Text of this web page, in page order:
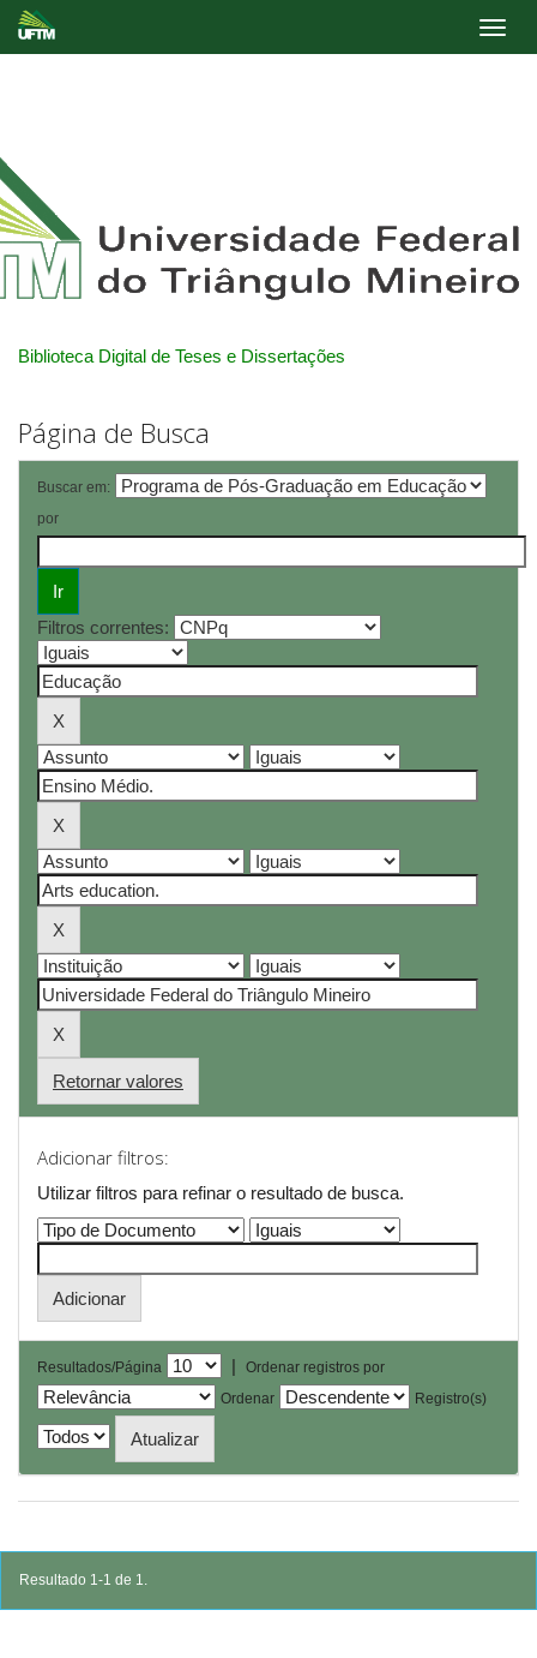
Biblioteca Digital de Teses e Dissertações
Página de Busca
Buscar em:
por
Filtros correntes:
Retornar valores
Adicionar filtros:
Utilizar filtros para refinar o resultado de busca.
Resultados/Página |
Ordenar registros por
Ordenar
Registro(s)
Resultado 1-1 de 1.